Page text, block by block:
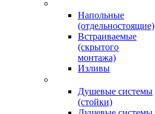
Напольные
(отдельностоящие)
Встраиваемые
(скрытого
монтажа)
Изливы
Душевые системы
(стойки)